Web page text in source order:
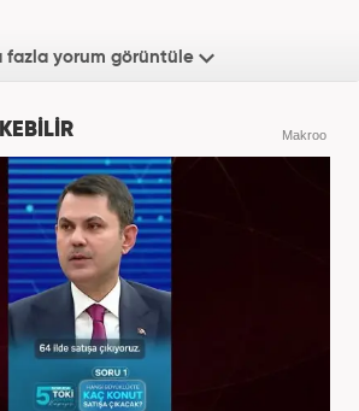
fazla yorum görüntüle
Makroo